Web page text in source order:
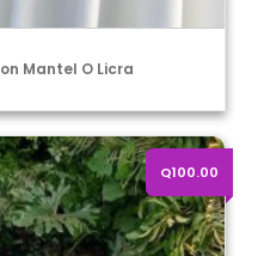
Mantel O Licra
Q100.00